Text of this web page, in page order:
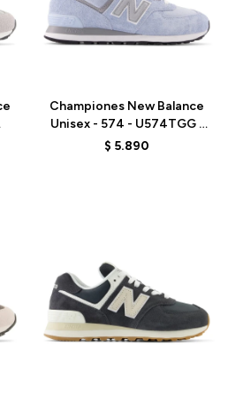
Championes New Balance
Unisex - 574 - U574TGG -
ALASKA BLUE
$ 5.890